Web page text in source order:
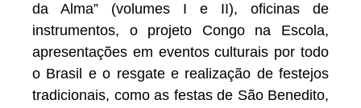
da Alma” (volumes I e II), oficinas de
instrumentos, o projeto Congo na Escola,
apresentações em eventos culturais por todo
o Brasil e o resgate e realização de festejos
tradicionais, como as festas de São Benedito,